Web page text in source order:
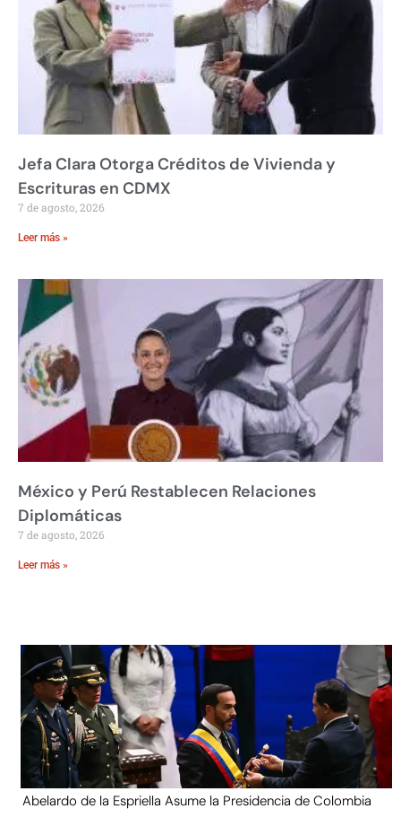
Jefa Clara Otorga Créditos de Vivienda y
Escrituras en CDMX
7 de agosto, 2026
Leer más »
México y Perú Restablecen Relaciones
Diplomáticas
7 de agosto, 2026
Leer más »
Abelardo de la Espriella Asume la Presidencia de Colombia